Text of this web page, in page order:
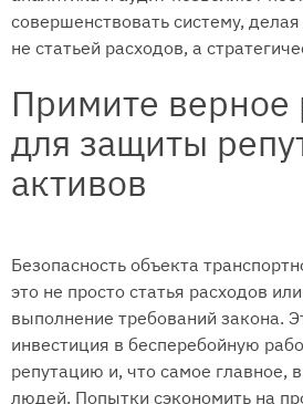
совершенствовать систему,
не статьей расходов, а
Примите
для защиты
активов
Безопасность объекта
это не просто статья расходов
выполнение требований закона.
инвестиция в бесперебойную
репутацию и, что самое главное,
людей. Попытки сэкономить на